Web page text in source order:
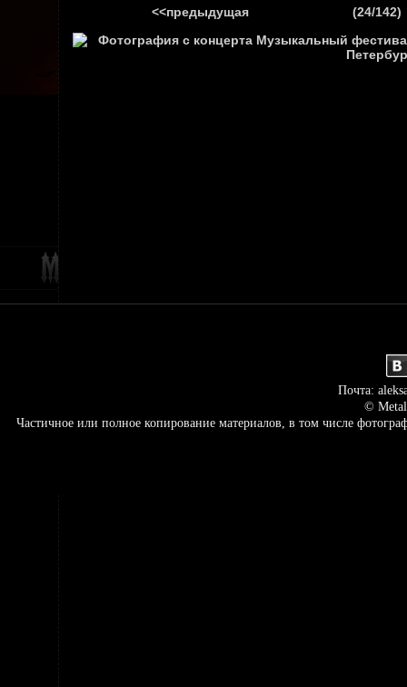
<<предыдущая (24/142)
Почта:
©
Частичное или полное копирование материалов, в том числе